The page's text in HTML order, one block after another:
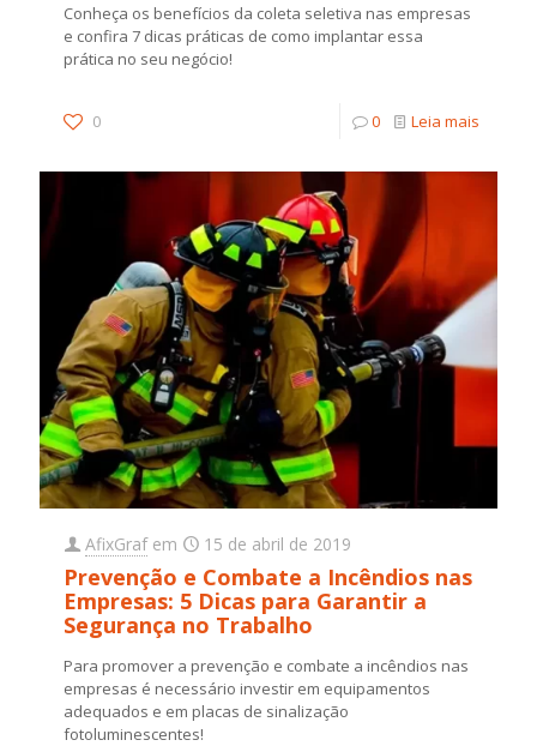
Conheça os benefícios da coleta seletiva nas empresas
e confira 7 dicas práticas de como implantar essa
prática no seu negócio!
0 0 Leia mais
AfixGraf em 15 de abril de 2019
Prevenção e Combate a Incêndios nas
Empresas: 5 Dicas para Garantir a
Segurança no Trabalho
Para promover a prevenção e combate a incêndios nas
empresas é necessário investir em equipamentos
adequados e em placas de sinalização
fotoluminescentes!